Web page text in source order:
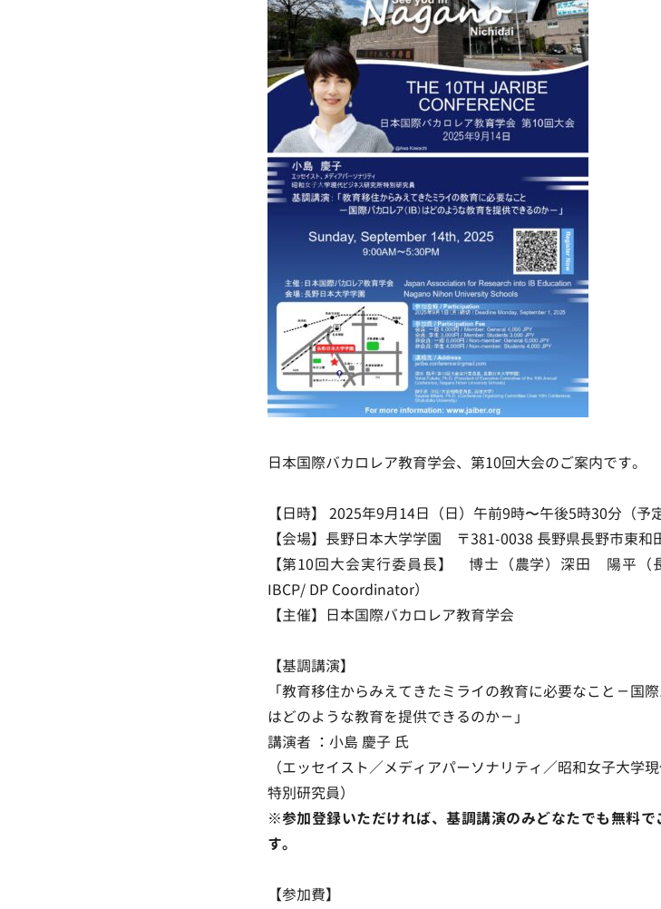
日本国際バカロレア教育学会、第10回大会のご案内です。
【日時】 2025年9月14日（日）午前9時〜午後5時30分（予定
【会場】長野日本大学学園 〒381-0038 長野県長野市東和
【第10回大会実行委員長】 博士（農学）深田 陽平（
IBCP/ DP Coordinator）
【主催】日本国際バカロレア教育学会
【基調講演】
「教育移住からみえてきたミライの教育に必要なこと－国際
はどのような教育を提供できるのか－」
講演者 ：小島 慶子 氏
（エッセイスト／メディアパーソナリティ／昭和女子大学
特別研究員）
※参加登録いただければ、基調講演のみどなたでも無料で
す。
【参加費】